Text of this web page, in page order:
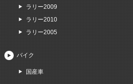
ラリー2009
ラリー2010
ラリー2005
バイク
国産車